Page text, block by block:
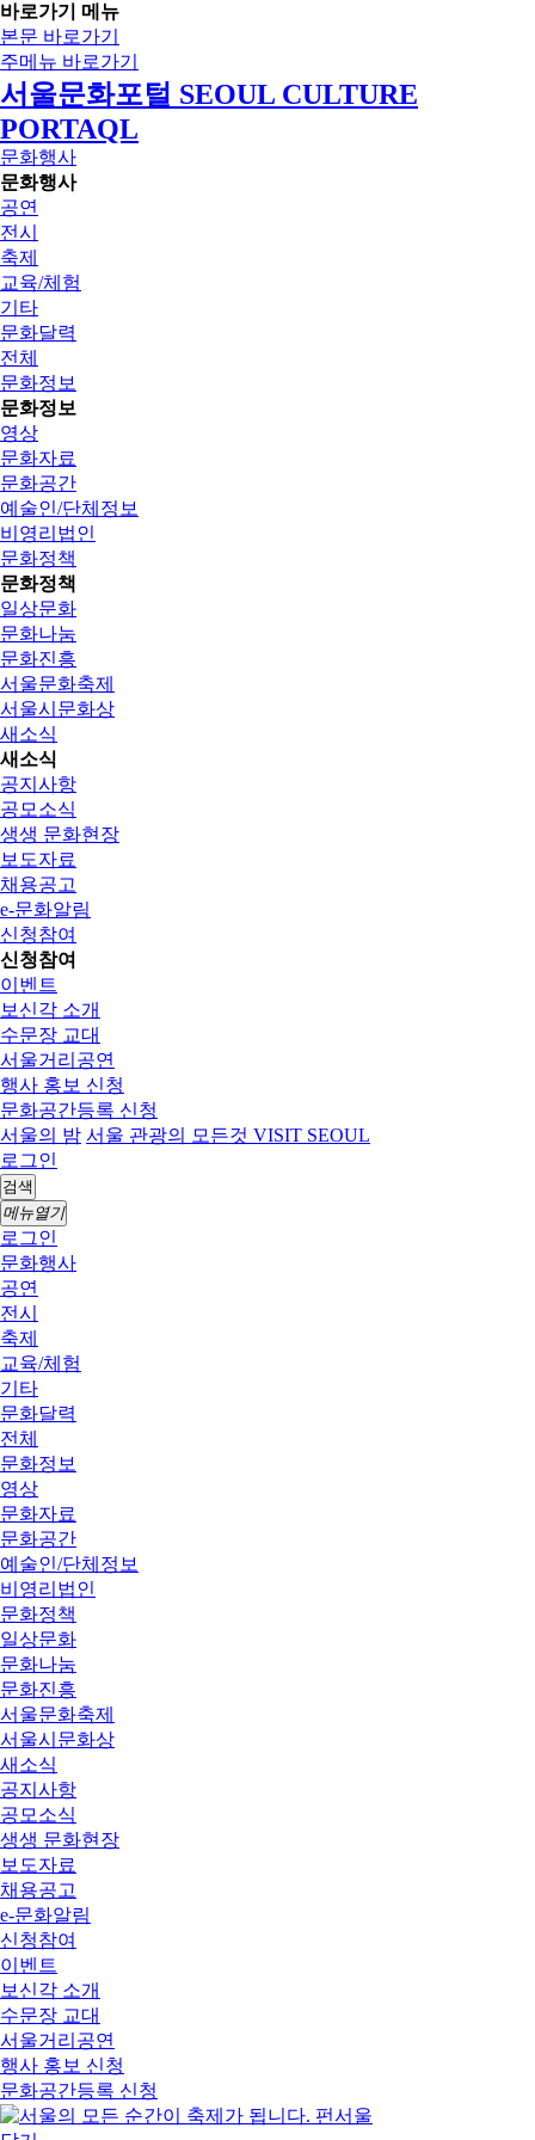
바로가기 메뉴
본문 바로가기
주메뉴 바로가기
서울문화포털 SEOUL CULTURE
PORTAQL
문화행사
문화행사
공연
전시
축제
교육/체험
기타
문화달력
전체
문화정보
문화정보
영상
문화자료
문화공간
예술인/단체정보
비영리법인
문화정책
문화정책
일상문화
문화나눔
문화진흥
서울문화축제
서울시문화상
새소식
새소식
공지사항
공모소식
생생 문화현장
보도자료
채용공고
e-문화알림
신청참여
신청참여
이벤트
보신각 소개
수문장 교대
서울거리공연
행사 홍보 신청
문화공간등록 신청
서울의 밤 서울 관광의 모든것 VISIT SEOUL
로그인
검색
메뉴열기
로그인
문화행사
공연
전시
축제
교육/체험
기타
문화달력
전체
문화정보
영상
문화자료
문화공간
예술인/단체정보
비영리법인
문화정책
일상문화
문화나눔
문화진흥
서울문화축제
서울시문화상
새소식
공지사항
공모소식
생생 문화현장
보도자료
채용공고
e-문화알림
신청참여
이벤트
보신각 소개
수문장 교대
서울거리공연
행사 홍보 신청
문화공간등록 신청